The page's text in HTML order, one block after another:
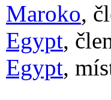
Maroko,
Egypt,
Egypt,